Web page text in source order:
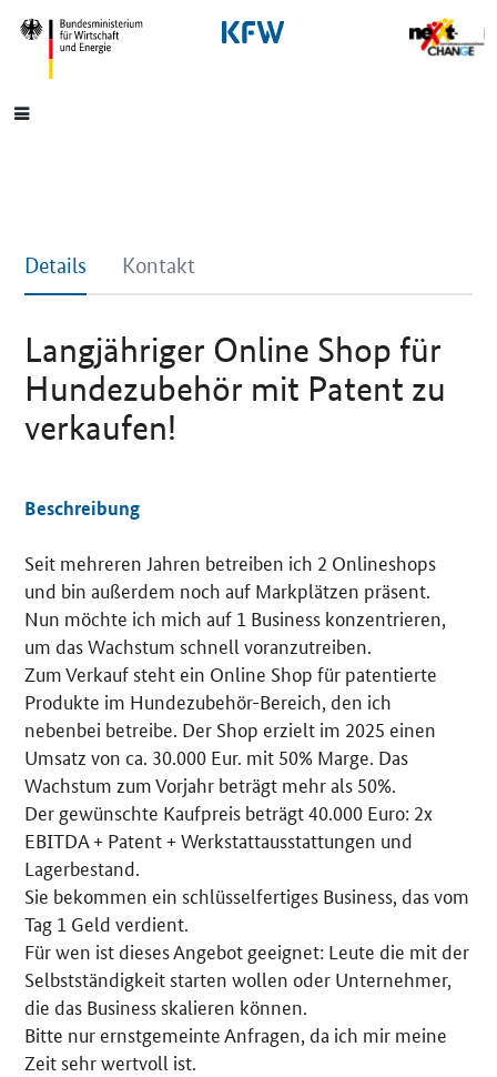
SrOnlyNavigation
Hauptmenü
Details Kontakt
Langjähriger Online Shop für
Hundezubehör mit Patent zu
verkaufen!
Details
Beschreibung
Seit mehreren Jahren betreiben ich 2 Onlineshops
und bin außerdem noch auf Markplätzen präsent.
Nun möchte ich mich auf 1 Business konzentrieren,
um das Wachstum schnell voranzutreiben.
Zum Verkauf steht ein Online Shop für patentierte
Produkte im Hundezubehör-Bereich, den ich
nebenbei betreibe. Der Shop erzielt im 2025 einen
Umsatz von ca. 30.000 Eur. mit 50% Marge. Das
Wachstum zum Vorjahr beträgt mehr als 50%.
Der gewünschte Kaufpreis beträgt 40.000 Euro: 2x
EBITDA + Patent + Werkstattausstattungen und
Lagerbestand.
Sie bekommen ein schlüsselfertiges Business, das vom
Tag 1 Geld verdient.
Für wen ist dieses Angebot geeignet: Leute die mit der
Selbstständigkeit starten wollen oder Unternehmer,
die das Business skalieren können.
Bitte nur ernstgemeinte Anfragen, da ich mir meine
Zeit sehr wertvoll ist.